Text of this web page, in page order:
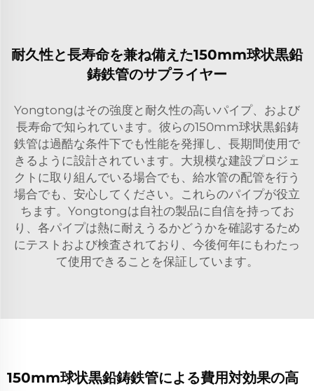
耐久性と長寿命を兼ね備えた150mm球状黒鉛
鋳鉄管のサプライヤー
Yongtongはその強度と耐久性の高いパイプ、および
長寿命で知られています。彼らの150mm球状黒鉛鋳
鉄管は過酷な条件下でも性能を発揮し、長期間使用で
きるように設計されています。大規模な建設プロジェ
クトに取り組んでいる場合でも、給水管の配管を行う
場合でも、安心してください。これらのパイプが役立
ちます。Yongtongは自社の製品に自信を持ってお
り、各パイプは熱に耐えうるかどうかを確認するため
にテストおよび検査されており、今後何年にもわたっ
て使用できることを保証しています。
150mm球状黒鉛鋳鉄管による費用対効果の高